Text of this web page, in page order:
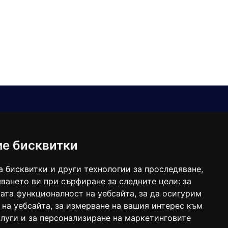
бисквитки
бисквитки и други технологии за проследяване,
ви при сърфиране за следните цели: за
функционалност на уебсайта, за да осигурим
уебсайта, за измерване на вашия интерес към
и за персонализиране на маркетинговите
balgarkanews@gmail.com